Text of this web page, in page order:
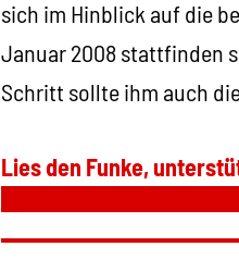
sich im Hinblick auf die
Januar 2008 stattfinden
Schritt sollte ihm auch
Lies den Funke,